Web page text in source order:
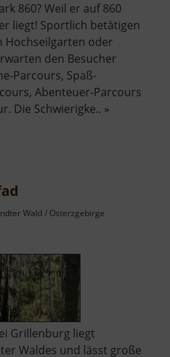
860? Weil er auf 860
liegt! Sportlich betätigen
Hochseilgarten oder
den Besucher
Parcours, Spaß-
Abenteuer-Parcours
Die Schwierigke.. »
Wald / Osterzgebirge
Grillenburg liegt
Waldes und lässt große